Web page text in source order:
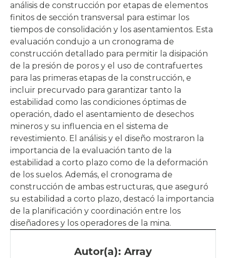
análisis de construcción por etapas de elementos
finitos de sección transversal para estimar los
tiempos de consolidación y los asentamientos. Esta
evaluación condujo a un cronograma de
construcción detallado para permitir la disipación
de la presión de poros y el uso de contrafuertes
para las primeras etapas de la construcción, e
incluir precurvado para garantizar tanto la
estabilidad como las condiciones óptimas de
operación, dado el asentamiento de desechos
mineros y su influencia en el sistema de
revestimiento. El análisis y el diseño mostraron la
importancia de la evaluación tanto de la
estabilidad a corto plazo como de la deformación
de los suelos. Además, el cronograma de
construcción de ambas estructuras, que aseguró
su estabilidad a corto plazo, destacó la importancia
de la planificación y coordinación entre los
diseñadores y los operadores de la mina.
Autor(a): Array